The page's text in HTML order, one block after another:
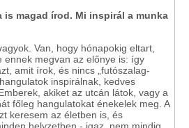
is magad írod. Mi inspirál a munka
Van, hogy hónapokig eltart,
ennek megvan az előnye is: így
amit írok, és nincs „futószalag-
inspirálnak, kedves
akiket az utcán látok, vagy a
főleg hangulatokat énekelek meg. A
keresem az életben is, és